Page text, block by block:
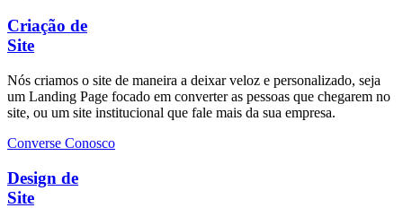
Criação de
Site
Nós criamos o site de maneira a deixar veloz e personalizado, seja
um Landing Page focado em converter as pessoas que chegarem no
site, ou um site institucional que fale mais da sua empresa.
Converse Conosco
Design de
Site